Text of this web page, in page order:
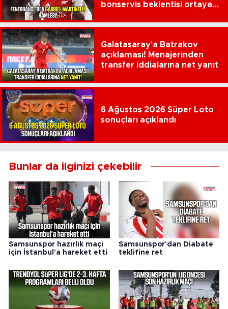
bonservis beklentisi ortaya
Galatasaray'a Batrakov
açıklaması! Menajerinden
transfer iddialarına net yanıt
6 Ağustos 2026 Süper Loto
sonuçları açıklandı
Bunlar da ilginizi çekebilir
Samsunspor hazırlık maçı
için İstanbul'a hareket etti
Samsunspor'dan Diabate
teklifine ret